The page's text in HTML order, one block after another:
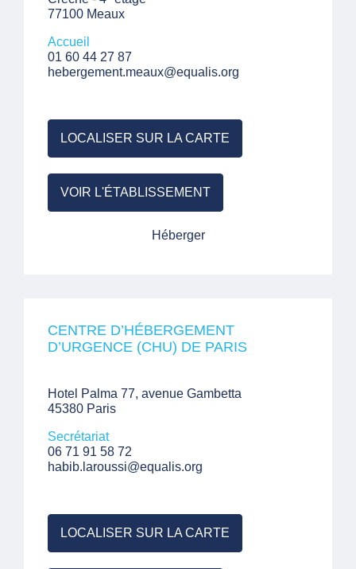
77100 Meaux
Accueil
01 60 44 27 87
hebergement.meaux@equalis.org
LOCALISER SUR LA CARTE
VOIR L'ÉTABLISSEMENT
Héberger
CENTRE D’HÉBERGEMENT
D’URGENCE (CHU) DE PARIS
Hotel Palma 77, avenue Gambetta
45380 Paris
Secrétariat
06 71 91 58 72
habib.laroussi@equalis.org
LOCALISER SUR LA CARTE